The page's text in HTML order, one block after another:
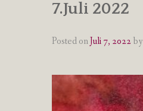
7.Juli 2022
Posted onJuli 7, 2022by